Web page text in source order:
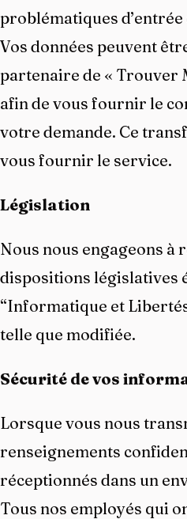
problématiques
Vos données peuvent
partenaire de « Trouver
afin de vous fournir le
votre demande. Ce
vous fournir le service.
Législation
Nous nous engageons à
dispositions législatives
“Informatique et
telle que modifiée.
Sécurité de vos
Lorsque vous nous
renseignements
réceptionnés dans un
Tous nos employés qui